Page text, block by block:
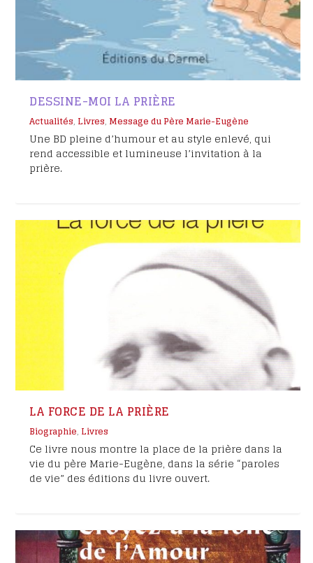
DESSINE-MOI LA PRIÈRE
Actualités, Livres, Message du Père Marie-Eugène
Une BD pleine d’humour et au style enlevé, qui
rend accessible et lumineuse l’invitation à la
prière.
LA FORCE DE LA PRIÈRE
Biographie, Livres
Ce livre nous montre la place de la prière dans la
vie du père Marie-Eugène, dans la série “paroles
de vie” des éditions du livre ouvert.